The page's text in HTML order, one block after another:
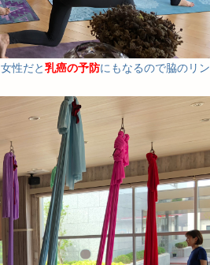
性だと乳癌の予防にもなるので脇のリン